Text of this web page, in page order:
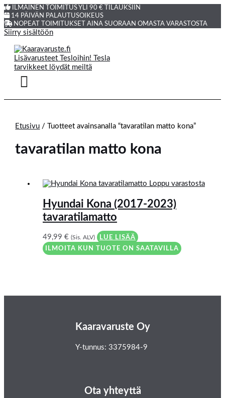
ILMAINEN TOIMITUS YLI 90 € TILAUKSIIN
14 PÄIVÄN PALAUTUSOIKEUS
NOPEAT TOIMITUKSET AINA SUORAAN OMASTA VARASTOSTA
Siirry sisältöön
Etusivu / Tuotteet avainsanalla “tavaratilan matto kona”
tavaratilan matto kona
Loppu varastosta
Hyundai Kona (2017-2023)
tavaratilamatto
49,99€ (Sis. ALV)
LUE LISÄÄ
ILMOITA KUN TUOTE ON SAATAVILLA
Kaaravaruste Oy
Y-tunnus: 3375984-9
Ota yhteyttä